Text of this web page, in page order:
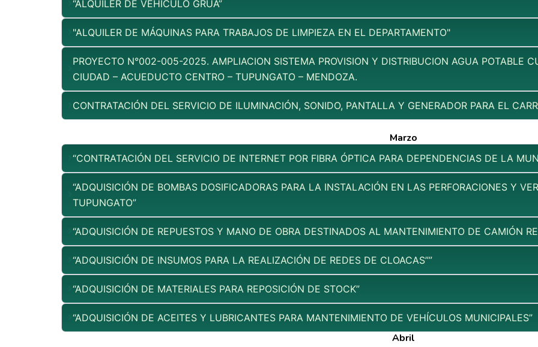
“ALQUILER DE VEHICULO GRÚA”
"ALQUILER DE MÁQUINAS PARA TRABAJOS DE LIMPIEZA EN EL DEPARTAMENTO"
PROYECTO N°002-005-2025. AMPLIACION SISTEMA PROVISION Y DISTRIBUCION AGUA POTABLE
CIUDAD – ACUEDUCTO CENTRO – TUPUNGATO – MENDOZA.
CONTRATACIÓN DEL SERVICIO DE ILUMINACIÓN, SONIDO, PANTALLA Y GENERADOR PARA EL
Marzo
“CONTRATACIÓN DEL SERVICIO DE INTERNET POR FIBRA ÓPTICA PARA DEPENDENCIAS DE LA
“ADQUISICIÓN DE BOMBAS DOSIFICADORAS PARA LA INSTALACIÓN EN LAS PERFORACIONES Y
TUPUNGATO”
“ADQUISICIÓN DE REPUESTOS Y MANO DE OBRA DESTINADOS AL MANTENIMIENTO DE CAMIÓN
“ADQUISICIÓN DE INSUMOS PARA LA REALIZACIÓN DE REDES DE CLOACAS””
“ADQUISICIÓN DE MATERIALES PARA REPOSICIÓN DE STOCK”
“ADQUISICIÓN DE ACEITES Y LUBRICANTES PARA MANTENIMIENTO DE VEHÍCULOS MUNICIPALES”
Abril